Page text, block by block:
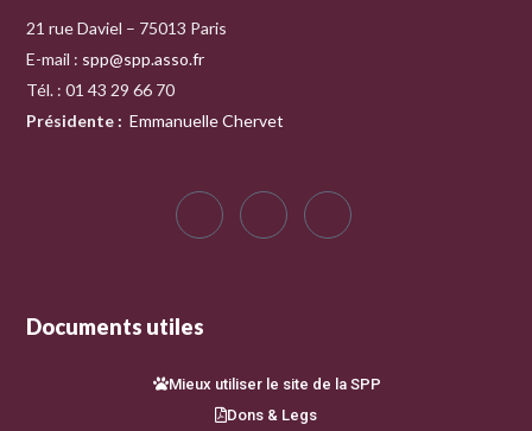
21 rue Daviel – 75013 Paris
E-mail : spp@spp.asso.fr
Tél. : 01 43 29 66 70
Présidente : Emmanuelle Chervet
Documents utiles
Mieux utiliser le site de la SPP
Dons & Legs